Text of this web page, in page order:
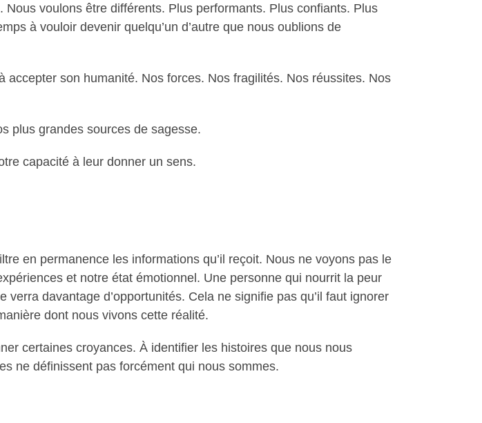
voulons être différents. Plus performants. Plus confiants. Plus
à vouloir devenir quelqu’un d’autre que nous oublions de
accepter son humanité. Nos forces. Nos fragilités. Nos réussites. Nos
plus grandes sources de sagesse.
capacité à leur donner un sens.
en permanence les informations qu’il reçoit. Nous ne voyons pas le
et notre état émotionnel. Une personne qui nourrit la peur
davantage d’opportunités. Cela ne signifie pas qu’il faut ignorer
dont nous vivons cette réalité.
certaines croyances. À identifier les histoires que nous nous
ne définissent pas forcément qui nous sommes.